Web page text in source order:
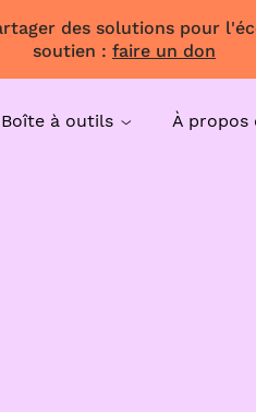
des solutions pour
soutien : faire un don
Boîte à outils À propos